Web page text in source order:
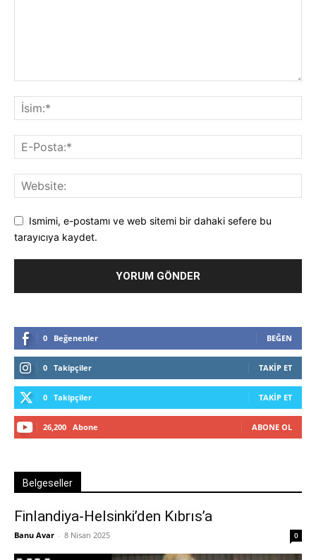
Ismimi, e-postamı ve web sitemi bir dahaki sefere bu
tarayıcıya kaydet.
0 Beğenenler BEĞEN
0 Takipçiler TAKIP ET
0 Takipçiler TAKIP ET
26,200 Abone ABONE OL
Belgeseller
Finlandiya-Helsinki’den Kıbrıs’a
Banu Avar - 8 Nisan 2025 0